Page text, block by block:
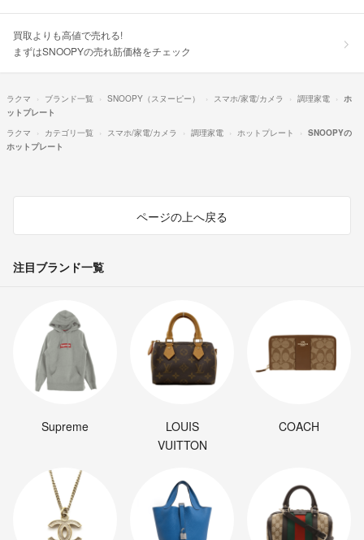
買取よりも高値で売れる!
まずはSNOOPYの売れ筋価格をチェック
ラクマ ブランド一覧 SNOOPY（スヌーピー） スマホ/家電/カメラ 調理家電
ホ
ットプレート
ラクマ
カテゴリ一覧 スマホ/家電/カメラ 調理家電 ホットプレート
SNOOPYの
ホットプレート
ページの上へ戻る
注目ブランド一覧
Supreme
LOUIS
VUITTON
COACH